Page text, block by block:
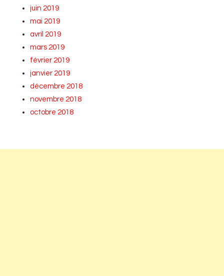
juin 2019
mai 2019
avril 2019
mars 2019
février 2019
janvier 2019
décembre 2018
novembre 2018
octobre 2018